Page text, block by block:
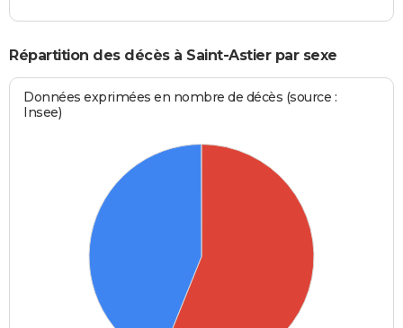
Répartition des décès à Saint-Astier par sexe
Données exprimées en nombre de décès (source :
Insee)